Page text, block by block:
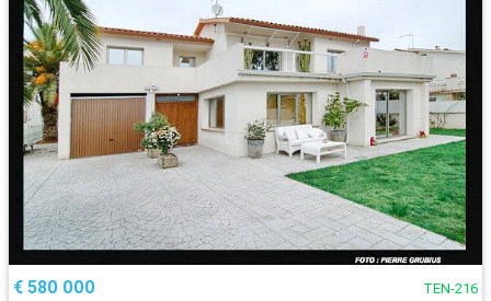
€ 580 000 TEN-216